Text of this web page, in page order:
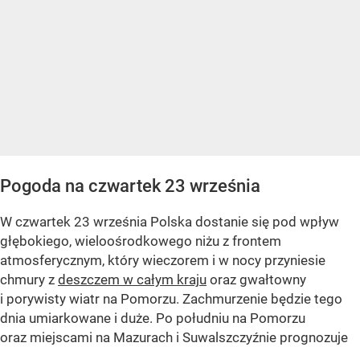
Pogoda na czwartek 23 września
W czwartek 23 września Polska dostanie się pod wpływ
głębokiego, wieloośrodkowego niżu z frontem
atmosferycznym, który wieczorem i w nocy przyniesie
chmury z deszczem w całym kraju oraz gwałtowny
i porywisty wiatr na Pomorzu. Zachmurzenie będzie tego
dnia umiarkowane i duże. Po południu na Pomorzu
oraz miejscami na Mazurach i Suwalszczyźnie prognozuje